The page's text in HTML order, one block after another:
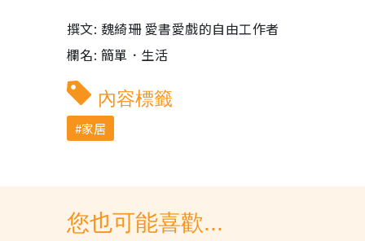
撰文: 魏綺珊 愛書愛戲的自由工作者
欄名: 簡單．生活
內容標籤
家居
您也可能喜歡...